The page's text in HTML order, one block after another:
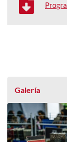
Galería